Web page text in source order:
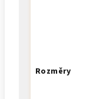
Rozměry